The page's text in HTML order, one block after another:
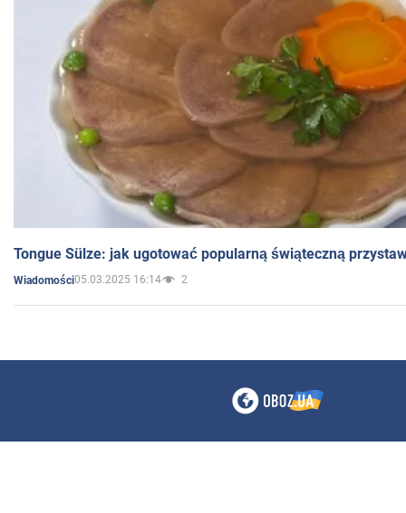
Tongue Sülze: jak ugotować popularną świąteczną
Wiadomości05.03.2025 16:14 2